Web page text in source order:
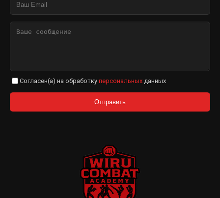
Согласен(а) на обработку персональных данных
Отправить